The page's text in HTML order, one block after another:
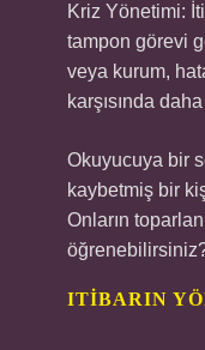
Kriz Yönetimi:
tampon görevi
veya kurum,
karşısında
Okuyucuya bir
kaybetmiş bir
Onların
ITIBARIN